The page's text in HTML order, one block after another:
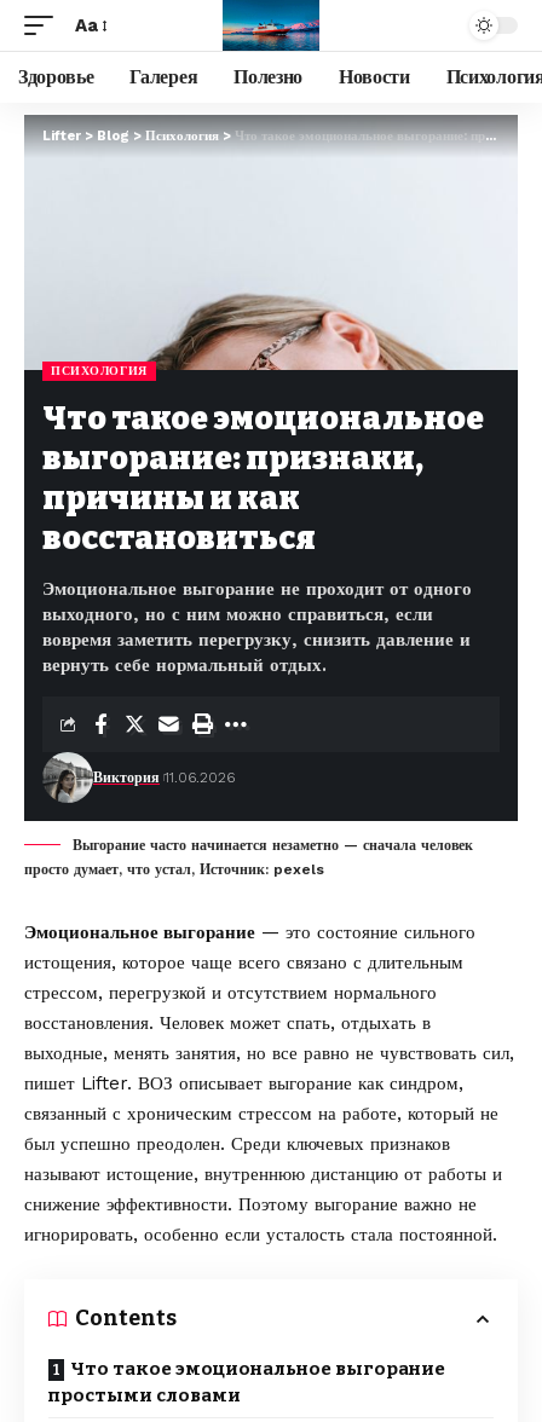
Aa
Здоровье Галерея Полезно Новости
Lifter>Blog>Психология>Что такое эмоциональное выгорание: признаки, причины и как восстановиться
ПСИХОЛОГИЯ
Что такое эмоциональное
выгорание: признаки,
причины и как
восстановиться
Эмоциональное выгорание не проходит от одного
выходного, но с ним можно справиться, если
вовремя заметить перегрузку, снизить давление и
вернуть себе нормальный отдых.
Виктория 11.06.2026
Выгорание часто начинается незаметно — сначала человек
просто думает, что устал, Источник: pexels
Эмоциональное выгорание — это состояние сильного
истощения, которое чаще всего связано с длительным
стрессом, перегрузкой и отсутствием нормального
восстановления. Человек может спать, отдыхать в
выходные, менять занятия, но все равно не чувствовать сил,
пишет Lifter. ВОЗ описывает выгорание как синдром,
связанный с хроническим стрессом на работе, который не
был успешно преодолен. Среди ключевых признаков
называют истощение, внутреннюю дистанцию от работы и
снижение эффективности. Поэтому выгорание важно не
игнорировать, особенно если усталость стала постоянной.
Contents
Что такое эмоциональное выгорание
простыми словами